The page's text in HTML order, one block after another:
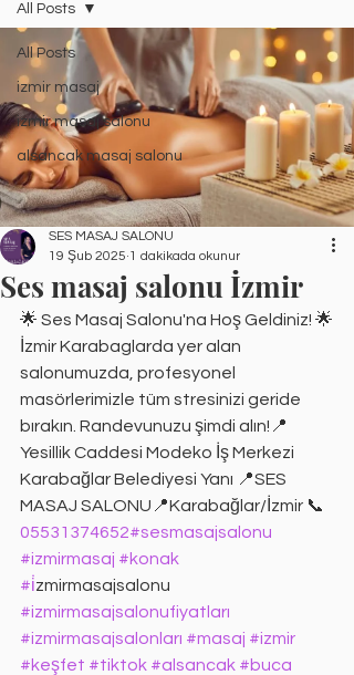
All Posts
izmir masaj
izmir masaj salonu
alsancak masaj salonu
All Posts
Ses masaj salonu İzmir
SES MASAJ SALONU
19 Şub 2025 1 dakikada okunur
🌟 Ses Masaj Salonu'na Hoş Geldiniz! 🌟
İzmir Karabaglarda yer alan
salonumuzda, profesyonel
masörlerimizle tüm stresinizi geride
bırakın. Randevunuzu şimdi alın!📍
Yesillik Caddesi Modeko İş Merkezi
Karabağlar Belediyesi Yanı 📍SES
MASAJ SALONU📍Karabağlar/İzmir 📞
05531374652#sesmasajsalonu
#izmirmasaj #konak
#i̇zmirmasajsalonu
#izmirmasajsalonufiyatları
#izmirmasajsalonları #masaj #izmir
#keşfet #tiktok #alsancak #buca